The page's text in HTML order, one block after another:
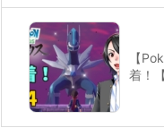
【
着！